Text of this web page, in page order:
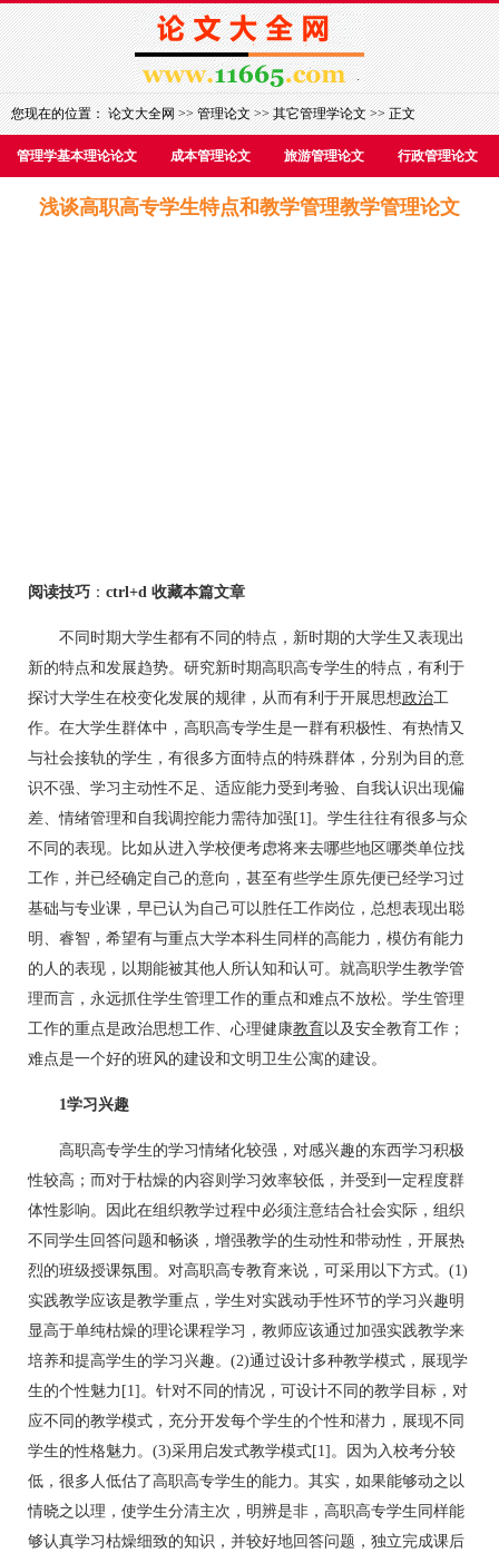
您现在的位置：论文大全网>>管理论文>>其它管理学论文>> 正文
管理学基本理论论文 成本管理论文 旅游管理论文 行政管理论文
浅谈高职高专学生特点和教学管理教学管理论文
阅读技巧 ： ctrl+d 收藏本篇文章
不同时期大学生都有不同的特点，新时期的大学生又表现出
新的特点和发展趋势。研究新时期高职高专学生的特点，有利于
探讨大学生在校变化发展的规律，从而有利于开展思想政治工
作。在大学生群体中，高职高专学生是一群有积极性、有热情又
与社会接轨的学生，有很多方面特点的特殊群体，分别为目的意
识不强、学习主动性不足、适应能力受到考验、自我认识出现偏
差、情绪管理和自我调控能力需待加强[1]。学生往往有很多与众
不同的表现。比如从进入学校便考虑将来去哪些地区哪类单位找
工作，并已经确定自己的意向，甚至有些学生原先便已经学习过
基础与专业课，早已认为自己可以胜任工作岗位，总想表现出聪
明、睿智，希望有与重点大学本科生同样的高能力，模仿有能力
的人的表现，以期能被其他人所认知和认可。就高职学生教学管
理而言，永远抓住学生管理工作的重点和难点不放松。学生管理
工作的重点是政治思想工作、心理健康教育 以及安全教育工作；
难点是一个好的班风的建设和文明卫生公寓的建设。
1学习兴趣
高职高专学生的学习情绪化较强，对感兴趣的东西学习积极
性较高；而对于枯燥的内容则学习效率较低，并受到一定程度群
体性影响。因此在组织教学过程中必须注意结合社会实际，组织
不同学生回答问题和畅谈，增强教学的生动性和带动性，开展热
烈的班级授课氛围。对高职高专教育来说，可采用以下方式。(1)
实践教学应该是教学重点，学生对实践动手性环节的学习兴趣明
显高于单纯枯燥的理论课程学习，教师应该通过加强实践教学来
培养和提高学生的学习兴趣。(2)通过设计多种教学模式，展现学
生的个性魅力[1]。针对不同的情况，可设计不同的教学目标，对
应不同的教学模式，充分开发每个学生的个性和潜力，展现不同
学生的性格魅力。(3)采用启发式教学模式[1]。因为入校考分较
低，很多人低估了高职高专学生的能力。其实，如果能够动之以
情晓之以理，使学生分清主次，明辨是非，高职高专学生同样能
够认真学习枯燥细致的知识，并较好地回答问题，独立完成课后